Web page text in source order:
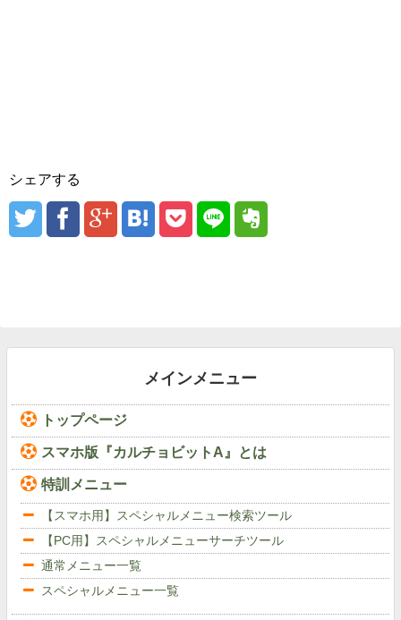
シェアする
メインメニュー
トップページ
スマホ版『カルチョビットA』とは
特訓メニュー
【スマホ用】スペシャルメニュー検索ツール
【PC用】スペシャルメニューサーチツール
通常メニュー一覧
スペシャルメニュー一覧